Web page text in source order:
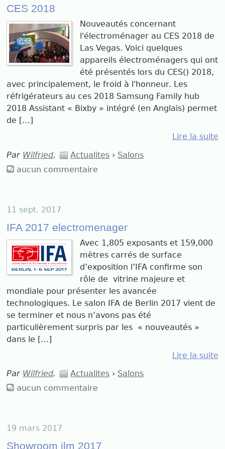
CES 2018
Nouveautés concernant
l'électroménager au CES 2018 de
Las Vegas. Voici quelques
appareils électroménagers qui ont
été présentés lors du CES() 2018,
avec principalement, le froid à l'honneur. Les
réfrigérateurs au ces 2018 Samsung Family hub
2018 Assistant « Bixby » intégré (en Anglais) permet
de […]
Lire la suite
Par Wilfried. Actualites › Salons
aucun commentaire
11 sept. 2017
IFA 2017 electromenager
Avec 1,805 exposants et 159,000
mètres carrés de surface
d’exposition l’IFA confirme son
rôle de vitrine majeure et
mondiale pour présenter les avancée
technologiques. Le salon IFA de Berlin 2017 vient de
se terminer et nous n’avons pas été
particulièrement surpris par les « nouveautés »
dans le […]
Lire la suite
Par Wilfried. Actualites › Salons
aucun commentaire
19 mars 2017
Showroom jlm 2017